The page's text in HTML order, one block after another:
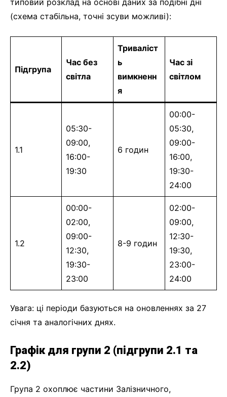
(схема стабільна, точні зсуви можливі):
Підгрупа
Час без
світла
Триваліст
ь
вимкненн
я
Час зі
світлом
1.1
05:30-
09:00,
16:00-
19:30
6 годин
00:00-
05:30,
09:00-
16:00,
19:30-
24:00
1.2
00:00-
02:00,
09:00-
12:30,
19:30-
23:00
8-9 годин
02:00-
09:00,
12:30-
19:30,
23:00-
24:00
Увага: ці періоди базуються на оновленнях за 27
січня та аналогічних днях.
Графік для групи 2 (підгрупи 2.1 та
2.2)
Група 2 охоплює частини Залізничного,